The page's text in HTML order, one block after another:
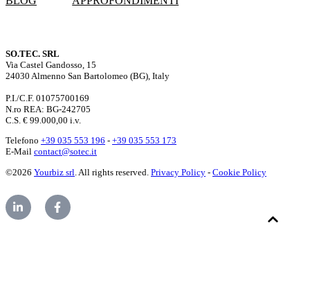
SO.TEC. SRL
Via Castel Gandosso, 15
24030 Almenno San Bartolomeo (BG), Italy
P.I./C.F. 01075700169
N.ro REA: BG-242705
C.S. € 99.000,00 i.v.
Telefono +39 035 553 196 - +39 035 553 173
E-Mail contact@sotec.it
©2026 Yourbiz srl . All rights reserved. Privacy Policy - Cookie Policy